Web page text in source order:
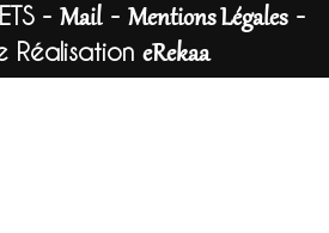
- Mail- Mentions Légales-
Réalisation eRekaa